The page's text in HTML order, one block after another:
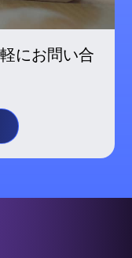
にお問い合